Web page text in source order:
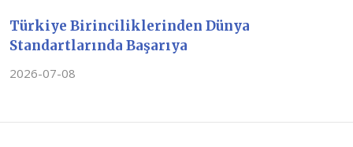
Türkiye Birinciliklerinden Dünya
Standartlarında Başarıya
2026-07-08